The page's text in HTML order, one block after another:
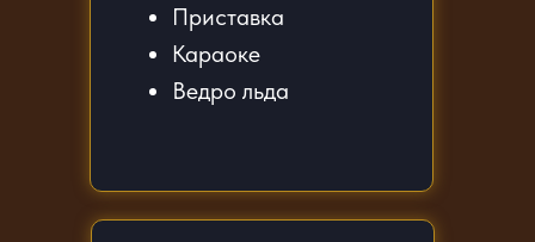
Приставка
Караоке
Ведро льда